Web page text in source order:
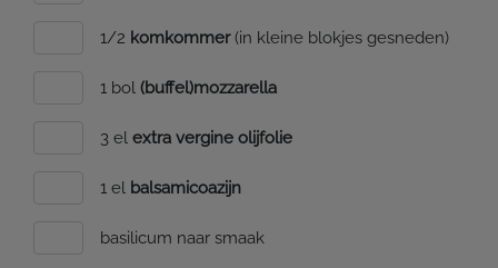
1/2 komkommer(in kleine blokjes gesneden)
1 bol (buffel)mozzarella
3 el extra vergine olijfolie
1 el balsamicoazijn
basilicum naar smaak